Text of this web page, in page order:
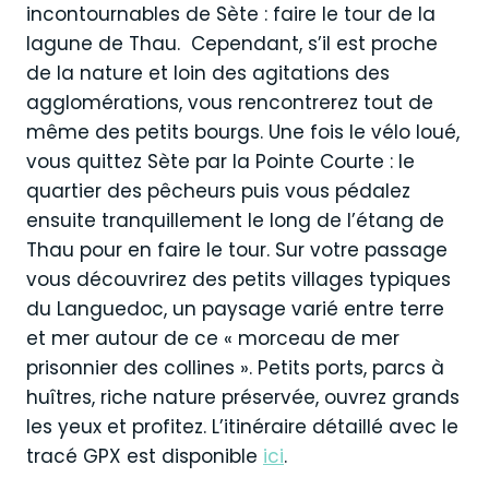
incontournables de Sète : faire le tour de la
lagune de Thau. Cependant, s’il est proche
de la nature et loin des agitations des
agglomérations, vous rencontrerez tout de
même des petits bourgs. Une fois le vélo loué,
vous quittez Sète par la Pointe Courte : le
quartier des pêcheurs puis vous pédalez
ensuite tranquillement le long de l’étang de
Thau pour en faire le tour. Sur votre passage
vous découvrirez des petits villages typiques
du Languedoc, un paysage varié entre terre
et mer autour de ce « morceau de mer
prisonnier des collines ». Petits ports, parcs à
huîtres, riche nature préservée, ouvrez grands
les yeux et profitez. L’itinéraire détaillé avec le
tracé GPX est disponible ici.